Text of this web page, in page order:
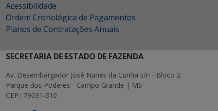
Acessibilidade
Ordem Cronológica de Pagamentos
Planos de Contratações Anuais
SECRETARIA DE ESTADO DE FAZENDA
Av. Desembargador José Nunes da Cunha s/n - Bloco 2
Parque dos Poderes - Campo Grande | MS
CEP.: 79031-310